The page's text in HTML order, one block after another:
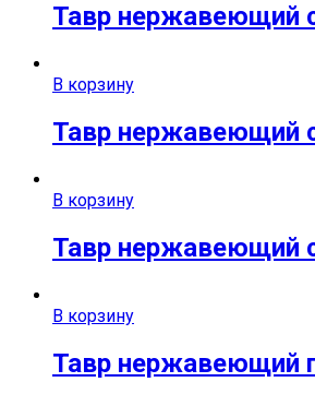
Тавр нержавеющий
В корзину
Тавр нержавеющий
В корзину
Тавр нержавеющий
В корзину
Тавр нержавеющий